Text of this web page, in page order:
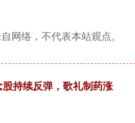
网络，不代表本站观点。
持续反弹，歌礼制药涨